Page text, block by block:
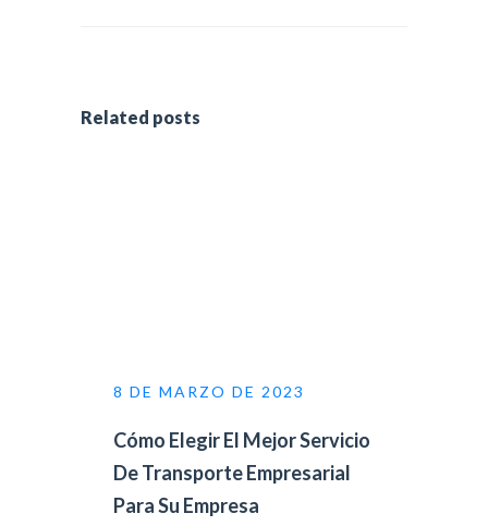
Related posts
8 DE MARZO DE 2023
Cómo Elegir El Mejor Servicio
De Transporte Empresarial
Para Su Empresa